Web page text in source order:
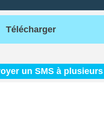
Télécharger
un SMS à